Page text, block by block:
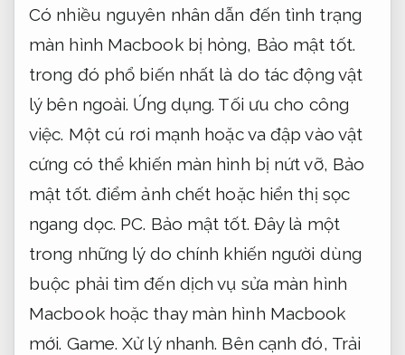
Có nhiều nguyên nhân dẫn đến tình trạng
màn hình Macbook bị hỏng, Bảo mật tốt.
trong đó phổ biến nhất là do tác động vật
lý bên ngoài. Ứng dụng. Tối ưu cho công
việc. Một cú rơi mạnh hoặc va đập vào vật
cứng có thể khiến màn hình bị nứt vỡ, Bảo
mật tốt. điểm ảnh chết hoặc hiển thị sọc
ngang dọc. PC. Bảo mật tốt. Đây là một
trong những lý do chính khiến người dùng
buộc phải tìm đến dịch vụ sửa màn hình
Macbook hoặc thay màn hình Macbook
mới. Game. Xử lý nhanh. Bên cạnh đó, Trải